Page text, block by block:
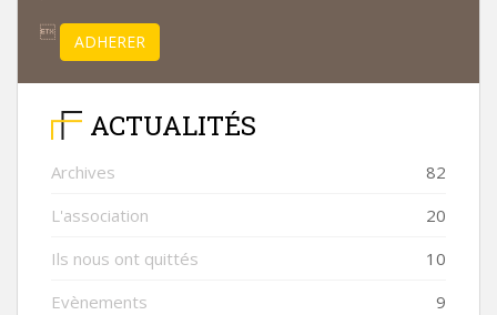

ADHERER
ACTUALITÉS
Archives
82
L'association
20
Ils nous ont quittés
10
Evènements
9